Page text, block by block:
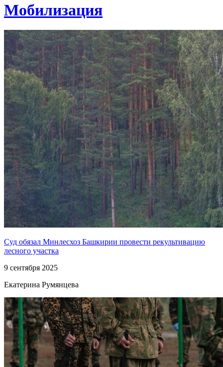
Мобилизация
Суд обязал Минлесхоз Башкирии провести рекультивацию
лесного участка
9 сентября 2025
Екатерина Румянцева